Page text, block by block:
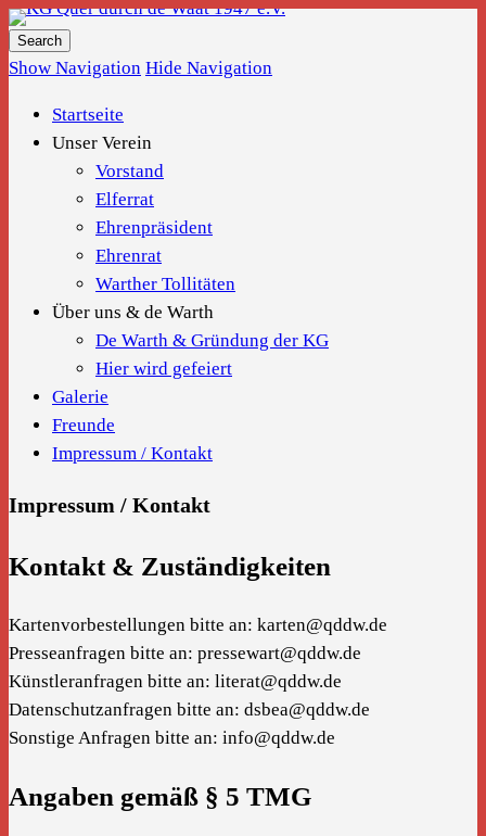
KG Quer durch de Waat 1947 e.V.
Show Navigation Hide Navigation
Startseite
Unser Verein
Vorstand
Elferrat
Ehrenpräsident
Ehrenrat
Warther Tollitäten
Über uns & de Warth
De Warth & Gründung der KG
Hier wird gefeiert
Galerie
Freunde
Impressum / Kontakt
Impressum / Kontakt
Kontakt & Zuständigkeiten
Kartenvorbestellungen bitte an: karten@qddw.de
Presseanfragen bitte an: pressewart@qddw.de
Künstleranfragen bitte an: literat@qddw.de
Datenschutzanfragen bitte an: dsbea@qddw.de
Sonstige Anfragen bitte an: info@qddw.de
Angaben gemäß § 5 TMG